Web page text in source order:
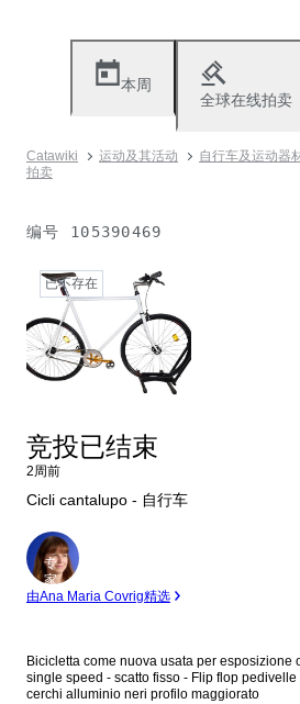
本周
全球在线拍卖
Catawiki 运动及其活动 自行车及运动器
拍卖
编号 105390469
已不存在
竞投已结束
2周前
Cicli cantalupo - 自行车
专
家
由Ana Maria Covrig精选
Bicicletta come nuova usata per esposizione
single speed - scatto fisso - Flip flop
cerchi alluminio neri profilo maggiorato